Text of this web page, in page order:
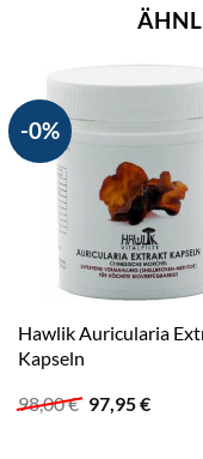
-0%
Hawlik Auricularia
Kapseln
98,00€ Ursprünglicher
Preis
97,95€